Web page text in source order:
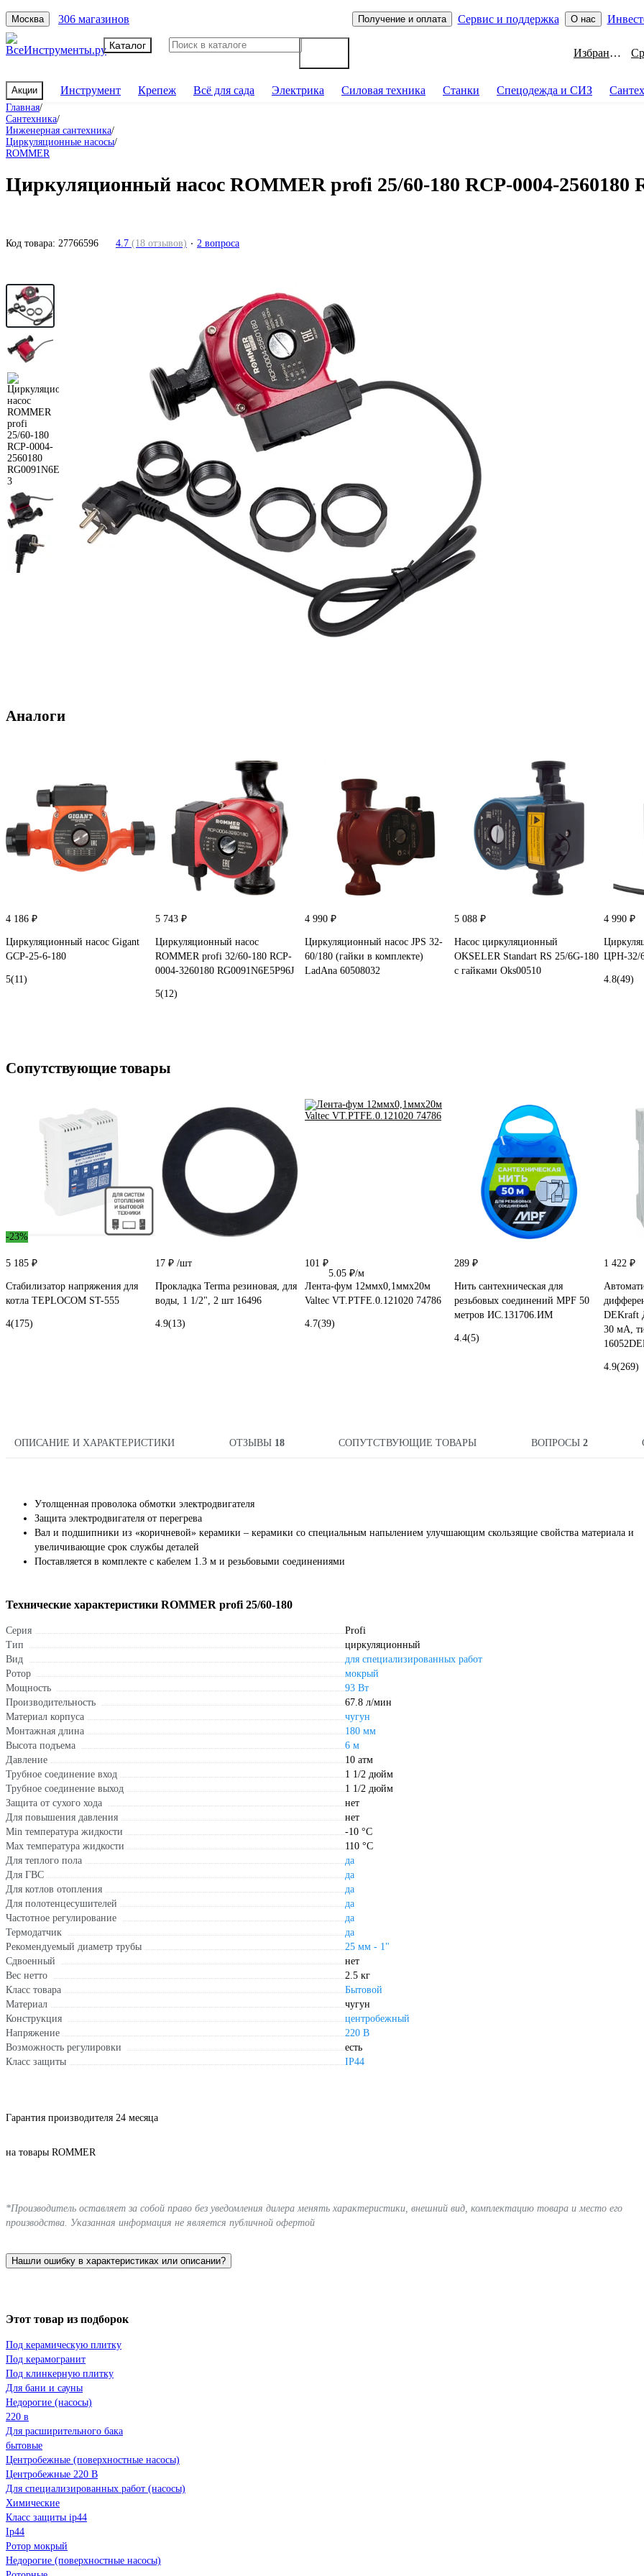
Москва 306 магазинов Получение и оплата Сервис и поддержка О нас
Каталог
Избранное
Акции Инструмент Крепеж Всё для сада Электрика Силовая техника Станки Спецодежда и СИЗ
Главная/
Сантехника/
Инженерная сантехника/
Циркуляционные насосы/
ROMMER
Циркуляционный насос ROMMER profi 25/60-180 RCP-0004-2560180
Код товара: 27766596 4.7 (18 отзывов) 2 вопроса
Аналоги
4 186 ₽
Циркуляционный насос Gigant
GСP-25-6-180
5(11)
5 743 ₽
Циркуляционный насос
ROMMER profi 32/60-180 RCP-
0004-3260180 RG0091N6E5P96J
5(12)
4 990 ₽
Циркуляционный насос JPS 32-
60/180 (гайки в комплекте)
LadAna 60508032
5 088 ₽
Насос циркуляционный
OKSELER Standart RS 25/6G-180
с гайками Oks00510
4 990 ₽
ЦРН-32/
4.8(49)
Сопутствующие товары
-23%
5 185 ₽
Стабилизатор напряжения для
котла TEPLOCOM ST-555
4(175)
17 ₽ /шт
Прокладка Terma резиновая, для
воды, 1 1/2", 2 шт 16496
4.9(13)
101 ₽
5.05 ₽/м
Лента-фум 12ммх0,1ммх20м
Valtec VT.PTFE.0.121020 74786
4.7(39)
289 ₽
Нить сантехническая для
резьбовых соединений MPF 50
метров ИС.131706.ИМ
4.4(5)
1 422 ₽
DEKraft
30 мА,
4.9(269)
ОПИСАНИЕ И ХАРАКТЕРИСТИКИ ОТЗЫВЫ 18 СОПУТСТВУЮЩИЕ ТОВАРЫ ВОПРОСЫ 2
Утолщенная проволока обмотки электродвигателя
Защита электродвигателя от перегрева
Вал и подшипники из «коричневой» керамики – керамики со специальным напылением улучшающим скользящие свойства материала и
увеличивающие срок службы деталей
Поставляется в комплекте с кабелем 1.3 м и резьбовыми соединениями
Технические характеристики ROMMER profi 25/60-180
Серия
Profi
Тип
циркуляционный
Вид
для специализированных работ
Ротор
мокрый
Мощность
93 Вт
Производительность
67.8 л/мин
Материал корпуса
чугун
Монтажная длина
180 мм
Высота подъема
6 м
Давление
10 атм
Трубное соединение вход
1 1/2 дюйм
Трубное соединение выход
1 1/2 дюйм
Защита от сухого хода
нет
Для повышения давления
нет
Min температура жидкости
-10 °С
Max температура жидкости
110 °С
Для теплого пола
да
Для ГВС
да
Для котлов отопления
да
Для полотенцесушителей
да
Частотное регулирование
да
Термодатчик
да
Рекомендуемый диаметр трубы
25 мм - 1"
Сдвоенный
нет
Вес нетто
2.5 кг
Класс товара
Бытовой
Материал
чугун
Конструкция
центробежный
Напряжение
220 В
Возможность регулировки
есть
Класс защиты
IP44
Гарантия производителя 24 месяца
на товары ROMMER
*Производитель оставляет за собой право без уведомления дилера менять характеристики, внешний вид, комплектацию товара и место его
производства. Указанная информация не является публичной офертой
Нашли ошибку в характеристиках или описании?
Этот товар из подборок
Под керамическую плитку
Под керамогранит
Под клинкерную плитку
Для бани и сауны
Недорогие (насосы)
220 в
Для расширительного бака
бытовые
Центробежные (поверхностные насосы)
Центробежные 220 В
Для специализированных работ (насосы)
Химические
Класс защиты ip44
Ip44
Ротор мокрый
Недорогие (поверхностные насосы)